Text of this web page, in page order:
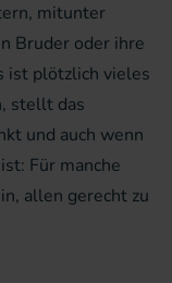
mitunter
Bruder oder ihre
ist plötzlich vieles
stellt das
und auch wenn
Für manche
allen gerecht zu